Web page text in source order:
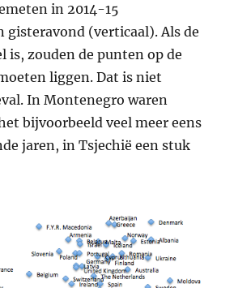
in 2014-15
gisteravond (verticaal). Als de
is, zouden de punten op de
liggen. Dat is niet
In Montenegro waren
bijvoorbeeld veel meer eens
jaren, in Tsjechië een stuk